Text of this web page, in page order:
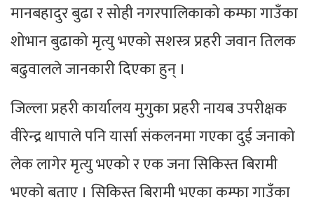
मानबहादुर बुढा र सोही नगरपालिकाको कम्फा गाउँका
शोभान बुढाको मृत्यु भएको सशस्त्र प्रहरी जवान तिलक
बढुवालले जानकारी दिएका हुन् ।
जिल्ला प्रहरी कार्यालय मुगुका प्रहरी नायब उपरीक्षक
वीरेन्द्र थापाले पनि यार्सा संकलनमा गएका दुई जनाको
लेक लागेर मृत्यु भएको र एक जना सिकिस्त बिरामी
भएको बताए । सिकिस्त बिरामी भएका कम्फा गाउँका